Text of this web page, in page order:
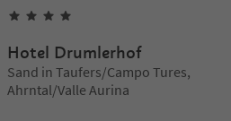
Hotel Drumlerhof
Emplacement:
Sand in Taufers/Campo Tures,
Ahrntal/Valle Aurina